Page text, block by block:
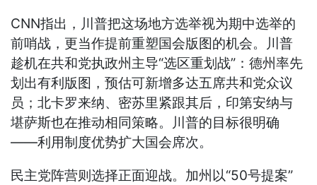
CNN指出，川普把这场地方选举视为期中选举的
前哨战，更当作提前重塑国会版图的机会。川普
趁机在共和党执政州主导“选区重划战”：德州率先
划出有利版图，预估可新增多达五席共和党众议
员；北卡罗来纳、密苏里紧跟其后，印第安纳与
堪萨斯也在推动相同策略。川普的目标很明确
——利用制度优势扩大国会席次。
民主党阵营则选择正面迎战。加州以“50号提案”